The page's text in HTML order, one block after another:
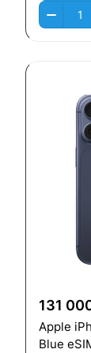
131
Apple
Blue